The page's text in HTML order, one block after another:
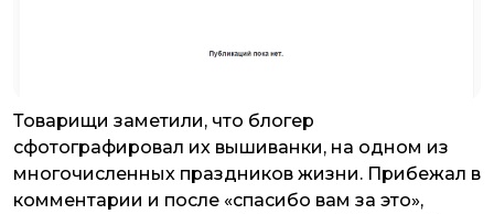
Товарищи заметили, что блогер
сфотографировал их вышиванки, на одном из
многочисленных праздников жизни. Прибежал в
комментарии и после «спасибо вам за это»,